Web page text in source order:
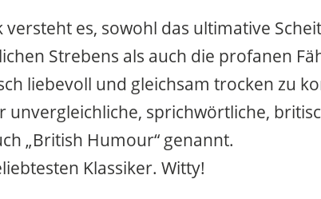
versteht es, sowohl das ultimative
Strebens als auch die profanen
liebevoll und gleichsam trocken zu
unvergleichliche, sprichwörtliche,
„British Humour“ genannt.
Klassiker. Witty!